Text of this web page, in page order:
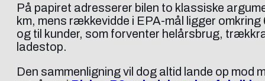
På papiret adresserer bilen to klassiske
km, mens rækkevidde i EPA-mål ligger
og til kunder, som forventer helårsbrug,
ladestop.
Den sammenligning vil dog altid lande op